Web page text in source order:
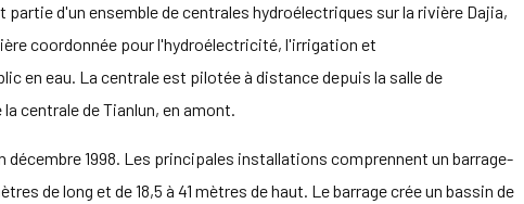
partie d'un ensemble de centrales hydroélectriques sur la rivière Dajia,
coordonnée pour l'hydroélectricité, l'irrigation et
en eau. La centrale est pilotée à distance depuis la salle de
centrale de Tianlun, en amont.
décembre 1998. Les principales installations comprennent un barrage-
de long et de 18,5 à 41 mètres de haut. Le barrage crée un bassin de